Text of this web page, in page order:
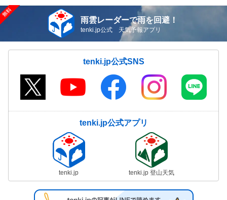
雨雲レーダーで雨を回避！
tenki.jp公式 天気予報アプリ
tenki.jp公式SNS
tenki.jp公式アプリ
tenki.jp tenki.jp 登山天気